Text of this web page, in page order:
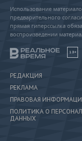
Использование
предварительного
прямая гиперссылка
воспроизведении
18+
РЕДАКЦИЯ
РЕКЛАМА
ПРАВОВАЯ
ПОЛИТИКА О
ДАННЫХ